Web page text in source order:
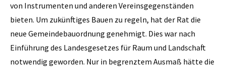
von Instrumenten und anderen Vereinsgegenständen
bieten. Um zukünftiges Bauen zu regeln, hat der Rat die
neue Gemeindebauordnung genehmigt. Dies war nach
Einführung des Landesgesetzes für Raum und Landschaft
notwendig geworden. Nur in begrenztem Ausmaß hätte die